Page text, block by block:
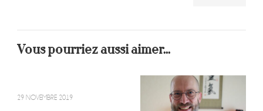
Vous pourriez aussi aimer...
29 NOVEMBRE 2019